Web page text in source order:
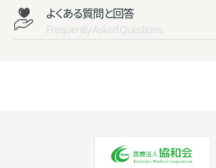
よくある質問と回答
Frequently Asked Questions